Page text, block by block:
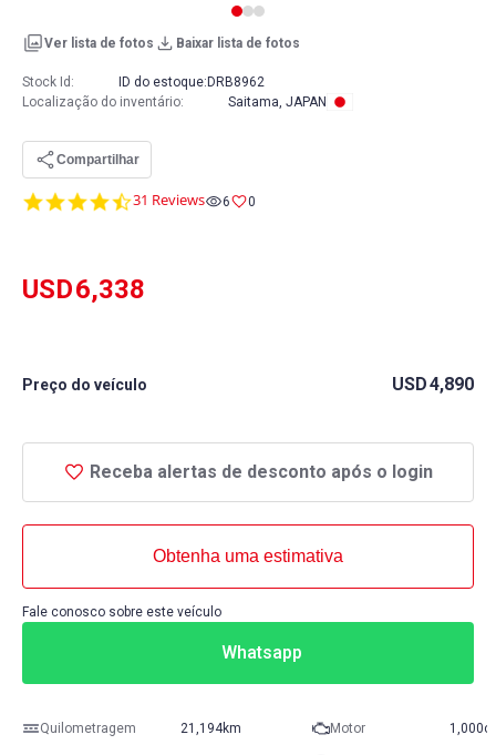
Ver lista de fotos Baixar lista de fotos
4.6
31 Reviews 6 0
USD6,338
Preço do veículo USD4,890
Receba alertas de desconto após o login
Obtenha uma estimativa
Fale conosco sobre este veículo
Whatsapp
Quilometragem 21,194km Motor
Stock Id: ID do estoque: DRB8962
Localização do inventário: Saitama, JAPAN
Compartilhar